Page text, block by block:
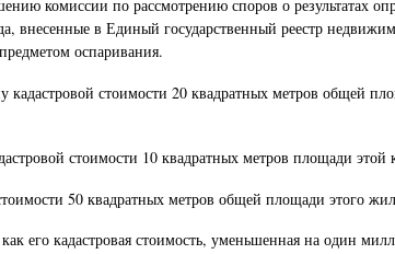
комиссии по рассмотрению споров о результатах
внесенные в Единый государственный реестр
оспаривания.
стоимости 20 квадратных метров общей
стоимости 10 квадратных метров площади
50 квадратных метров общей площади этого
его кадастровая стоимость, уменьшенная на один